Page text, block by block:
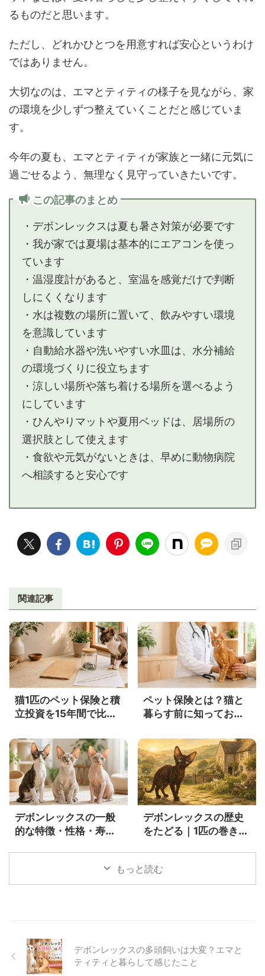
るものだと思います。
ただし、どれかひとつを用意すれば安心というわけ
ではありません。
大切なのは、エマとティティの様子を見ながら、家
の環境を少しずつ整えていくことだと感じていま
す。
今年の夏も、エマとティティが家族と一緒に元気に
過ごせるよう、無理なく見守っていきたいです。
この記事のまとめ
・デボンレックスは夏も暑さ対策が必要です
・我が家では夏場は基本的にエアコンを使っ
ています
・温湿度計があると、室温を感覚だけで判断
しにくくなります
・水は複数の場所に置いて、飲みやすい環境
を意識しています
・自動給水器や洗いやすい水皿は、水分補給
の環境づくりに役立ちます
・涼しい場所や落ち着ける場所を選べるよう
にしています
・ひんやりマットや夏用ベッドは、居場所の
選択肢として使えます
・食欲や元気がないときは、早めに動物病院
へ相談すると安心です
関連記事
猫1匹のペット保険と積
立投資を15年間で比較
らになる？
ペット保険とは？猫と
暮らす前に知っておき
ト・注意点をやさしく
解説
デボンレックスの一般
的な特徴・性格・寿
デボンレックスの歴史
をたどる｜1匹の巻き毛
もっと読む
デボンレックスの多頭飼いは大変？エマと
ティティと暮らして感じたこと